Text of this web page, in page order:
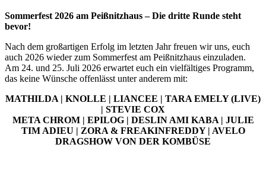
Sommerfest 2026 am Peißnitzhaus – Die dritte Runde steht
bevor!
Nach dem großartigen Erfolg im letzten Jahr freuen wir uns, euch
auch 2026 wieder zum Sommerfest am Peißnitzhaus einzuladen.
Am 24. und 25. Juli 2026 erwartet euch ein vielfältiges Programm,
das keine Wünsche offenlässt unter anderem mit:
MATHILDA | KNOLLE | LIANCEE | TARA EMELY (LIVE)
| STEVIE COX
META CHROM | EPILOG | DESLIN AMI KABA | JULIE
TIM ADIEU | ZORA & FREAKINFREDDY | AVELO
DRAGSHOW VON DER KOMBÜSE